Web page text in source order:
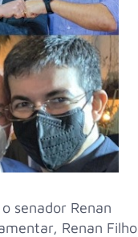
senador Renan
Renan Filho